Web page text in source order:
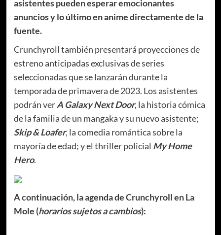
asistentes pueden esperar emocionantes
anuncios y lo último en anime directamente de la
fuente.
Crunchyroll también presentará proyecciones de
estreno anticipadas exclusivas de series
seleccionadas que se lanzarán durante la
temporada de primavera de 2023. Los asistentes
podrán verA Galaxy Next Door, la historia cómica
de la familia de un mangaka y su nuevo asistente;
Skip & Loafer, la comedia romántica sobre la
mayoría de edad; y el thriller policial My Home
Hero.
A continuación, la agenda de Crunchyroll en La
Mole (horarios sujetos a cambios):